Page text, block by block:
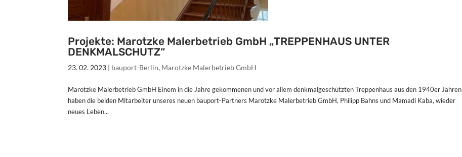
Projekte: Marotzke Malerbetrieb GmbH „TREPPENHAUS UNTER
DENKMALSCHUTZ“
23. 02. 2023 | bauport-Berlin, Marotzke Malerbetrieb GmbH
Marotzke Malerbetrieb GmbH Einem in die Jahre gekommenen und vor allem denkmalgeschützten Treppenhaus aus den 1940er Jahren
haben die beiden Mitarbeiter unseres neuen bauport-Partners Marotzke Malerbetrieb GmbH, Philipp Bahns und Mamadi Kaba, wieder
neues Leben...